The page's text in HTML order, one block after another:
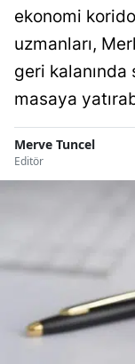
ekonomi
uzmanları,
geri kalanında
masaya
Merve Tuncel
Editör